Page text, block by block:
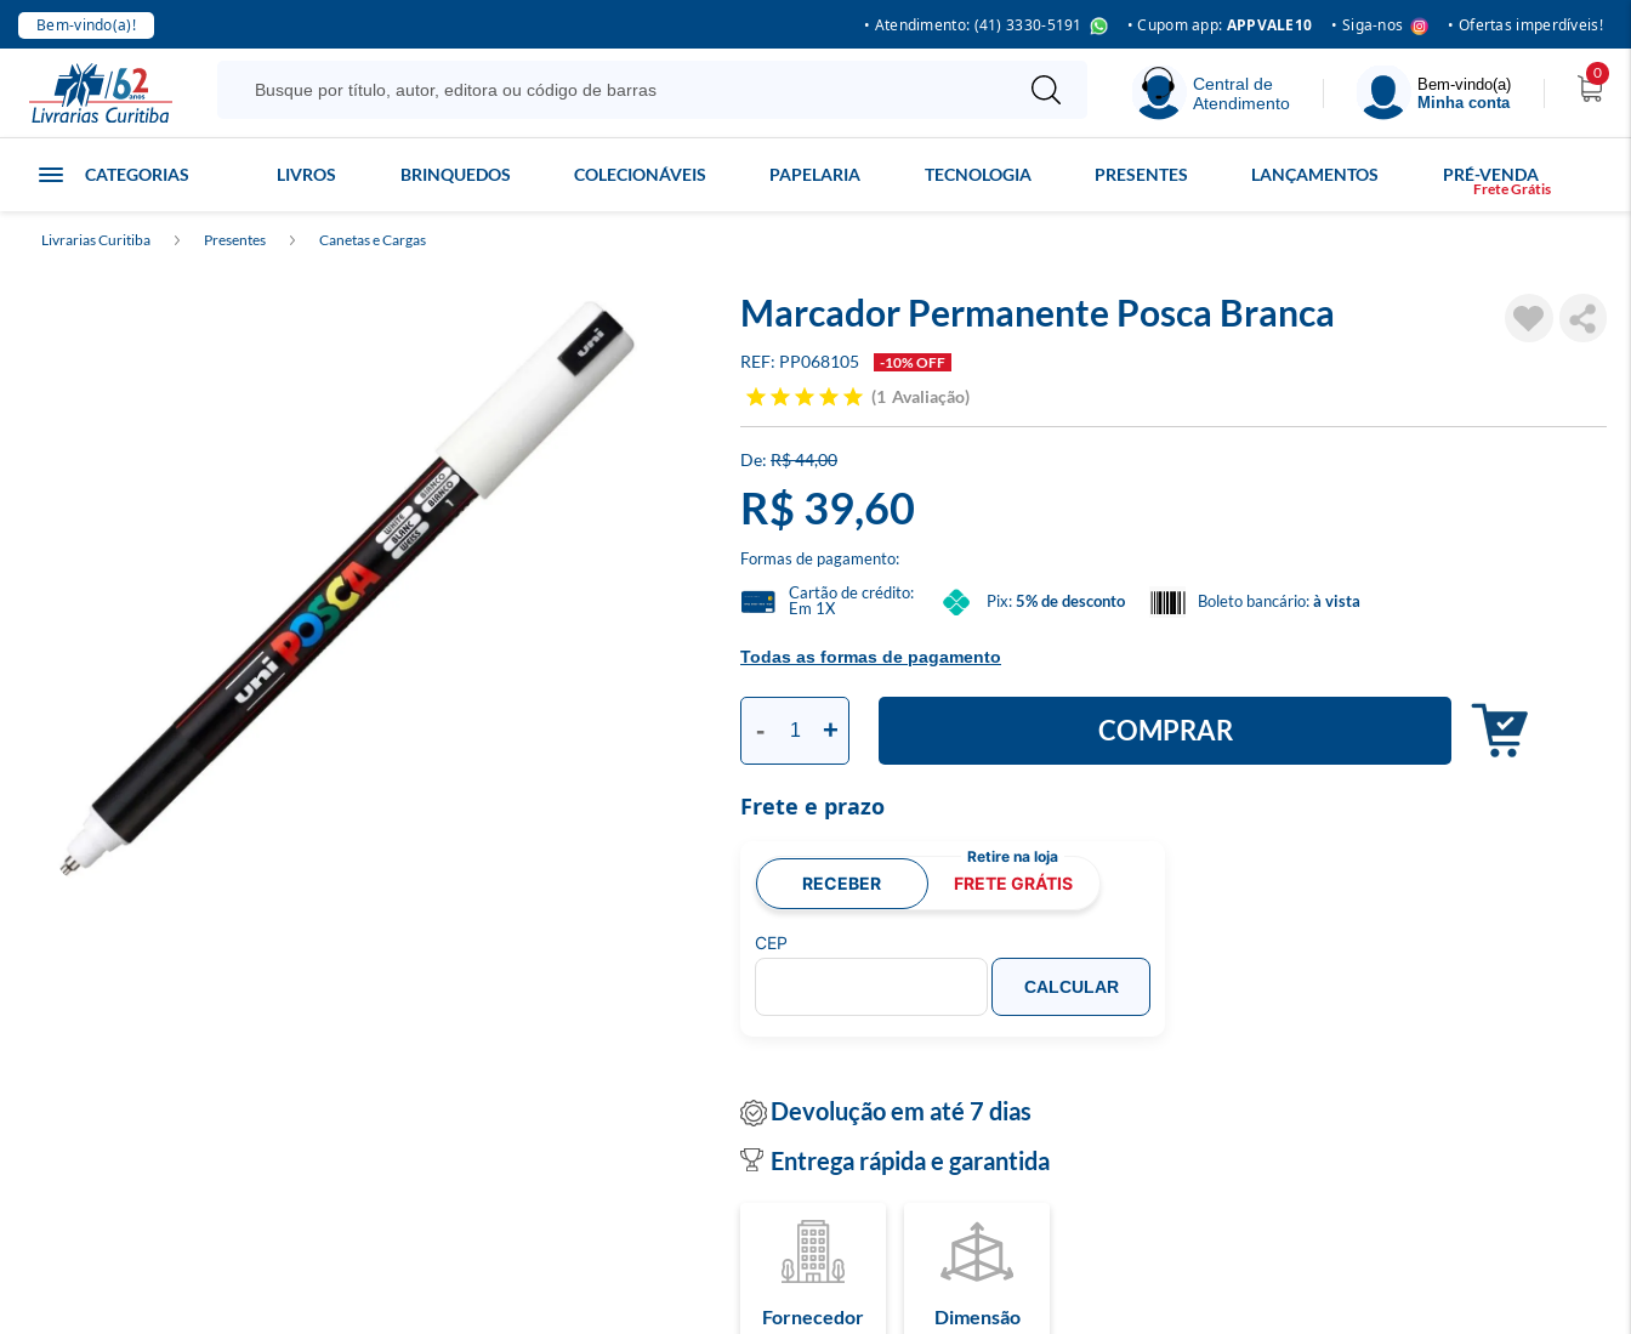
Bem-vindo(a)! • Atendimento: (41) 3330-5191 • Cupom app: APPVALE10 • Siga-nos • Ofertas imperdíveis!
Central de
Atendimento
Bem-vindo(a)
Minha conta
0
CATEGORIAS LIVROS BRINQUEDOS COLECIONÁVEIS PAPELARIA TECNOLOGIA PRESENTES LANÇAMENTOS PRÉ-VENDA
Livrarias Curitiba Presentes Canetas e Cargas
Marcador Permanente Posca Branca
PP068105 -10% OFF
1 Avaliação
R$ 44,00
R$ 39,60
Formas de pagamento:
Todas as formas de pagamento
Cartão de crédito:
Em 1X
Pix:5% de desconto Boleto bancário:à vista
- + COMPRAR
Frete e prazo
RECEBER FRETE GRÁTIS
CEP
CALCULAR
Devolução em até 7 dias
Entrega rápida e garantida
Fornecedor Dimensão